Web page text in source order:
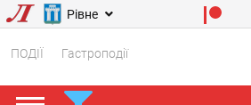
Рівне
ПОДІЇ Гастроподії